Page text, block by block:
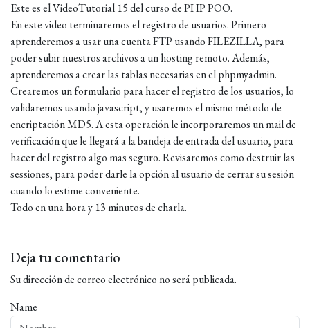
Este es el VideoTutorial 15 del curso de PHP POO.
En este video terminaremos el registro de usuarios. Primero
aprenderemos a usar una cuenta FTP usando FILEZILLA, para
poder subir nuestros archivos a un hosting remoto. Además,
aprenderemos a crear las tablas necesarias en el phpmyadmin.
Crearemos un formulario para hacer el registro de los usuarios, lo
validaremos usando javascript, y usaremos el mismo método de
encriptación MD5. A esta operación le incorporaremos un mail de
verificación que le llegará a la bandeja de entrada del usuario, para
hacer del registro algo mas seguro. Revisaremos como destruir las
sessiones, para poder darle la opción al usuario de cerrar su sesión
cuando lo estime conveniente.
Todo en una hora y 13 minutos de charla.
Deja tu comentario
Su dirección de correo electrónico no será publicada.
Name